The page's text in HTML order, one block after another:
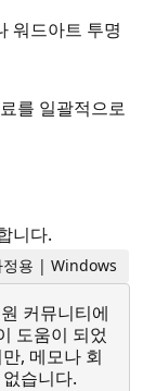
워드아트 투명
를 일괄적으로
니다.
용 | Windows
커뮤니티에
도움이 되었
, 메모나 회
습니다.